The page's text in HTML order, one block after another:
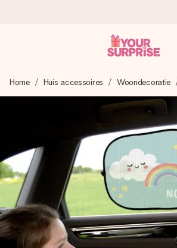
We maken jouw cadeau met zorg en
razendsnel onderweg is - zodat jij kunt
het juiste moment, wanneer het het
4,8 (gebaseerd op +8.000
Onze cadeaus worden gewaardeerd.
ons met een 4,7 op Google Reviews
Gratis wenskaartje
Home Huis accessoires Woondecoratie